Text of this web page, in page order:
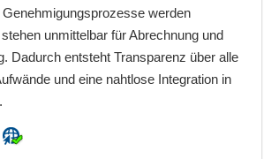
werden
unmittelbar für Abrechnung und
Dadurch entsteht Transparenz über alle
und eine nahtlose Integration in